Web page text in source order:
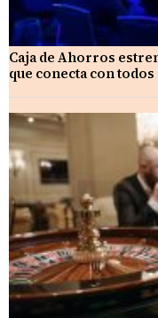
Caja de Ahorros
que conecta con todos